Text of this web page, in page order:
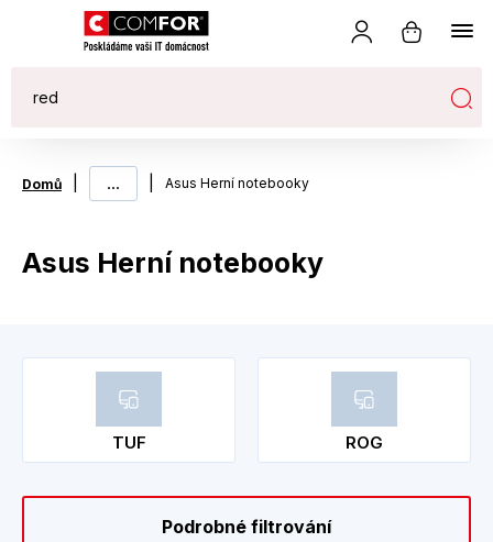
Domů ... Asus Herní notebooky
Asus Herní notebooky
TUF ROG
Podrobné filtrování